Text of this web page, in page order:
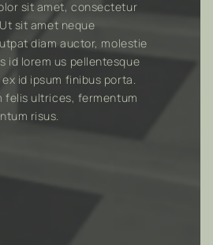
sit amet, consectetur
sit amet neque
diam auctor, molestie
id lorem us pellentesque
id ipsum finibus porta.
felis ultrices, fermentum
risus.